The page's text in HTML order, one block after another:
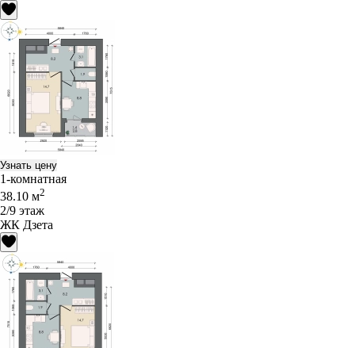
Узнать цену
1-комнатная
38.10 м2
2/9 этаж
ЖК Дзета